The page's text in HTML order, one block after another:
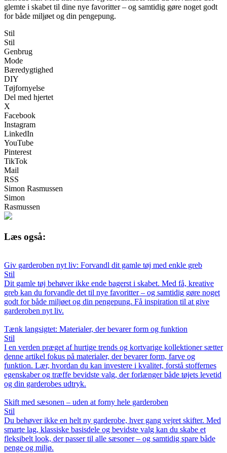
glemte i skabet til dine nye favoritter – og samtidig gøre noget godt
for både miljøet og din pengepung.
Stil
Stil
Genbrug
Mode
Bæredygtighed
DIY
Tøjfornyelse
Del med hjertet
X
Facebook
Instagram
LinkedIn
YouTube
Pinterest
TikTok
Mail
RSS
Simon Rasmussen
Simon
Rasmussen
Læs også:
Giv garderoben nyt liv: Forvandl dit gamle tøj med enkle greb
Stil
Dit gamle tøj behøver ikke ende bagerst i skabet. Med få, kreative
greb kan du forvandle det til nye favoritter – og samtidig gøre noget
godt for både miljøet og din pengepung. Få inspiration til at give
garderoben nyt liv.
Tænk langsigtet: Materialer, der bevarer form og funktion
Stil
I en verden præget af hurtige trends og kortvarige kollektioner sætter
denne artikel fokus på materialer, der bevarer form, farve og
funktion. Lær, hvordan du kan investere i kvalitet, forstå stoffernes
egenskaber og træffe bevidste valg, der forlænger både tøjets levetid
og din garderobes udtryk.
Skift med sæsonen – uden at forny hele garderoben
Stil
Du behøver ikke en helt ny garderobe, hver gang vejret skifter. Med
smarte lag, klassiske basisdele og bevidste valg kan du skabe et
fleksibelt look, der passer til alle sæsoner – og samtidig spare både
penge og miljø.